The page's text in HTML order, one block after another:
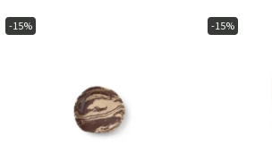
-15% -15%